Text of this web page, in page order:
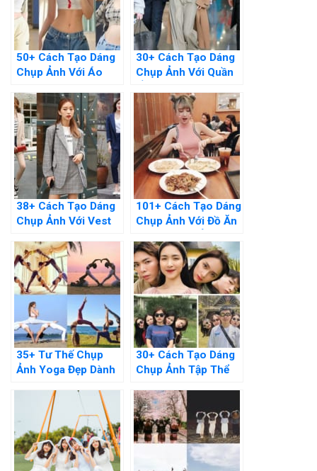
50+ Cách Tạo Dáng
Chụp Ảnh Với Áo
Trẻ Trung
30+ Cách Tạo Dáng
Chụp Ảnh Với Quần
Fashionista
38+ Cách Tạo Dáng
Chụp Ảnh Với Vest
Cuốn Hút Nhất
101+ Cách Tạo Dáng
Chụp Ảnh Với Đồ Ăn
Nhất
35+ Tư Thế Chụp
Ảnh Yoga Đẹp Dành
30+ Cách Tạo Dáng
Chụp Ảnh Tập Thể
Nhất